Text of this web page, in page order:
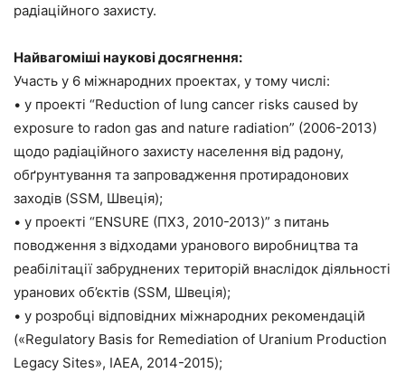
радіаційного захисту.
Найвагоміші наукові досягнення:
Участь у 6 міжнародних проектах, у тому числі:
• у проекті “Reduction of lung cancer risks caused by
exposure to radon gas and nature radiation” (2006-2013)
щодо радіаційного захисту населення від радону,
обґрунтування та запровадження протирадонових
заходів (SSM, Швеція);
• у проекті “ENSURE (ПХЗ, 2010-2013)” з питань
поводження з відходами уранового виробництва та
реабілітації забруднених територій внаслідок діяльності
уранових об’єктів (SSM, Швеція);
• у розробці відповідних міжнародних рекомендацій
(«Regulatory Basis for Remediation of Uranium Production
Legacy Sites», IAEA, 2014-2015);